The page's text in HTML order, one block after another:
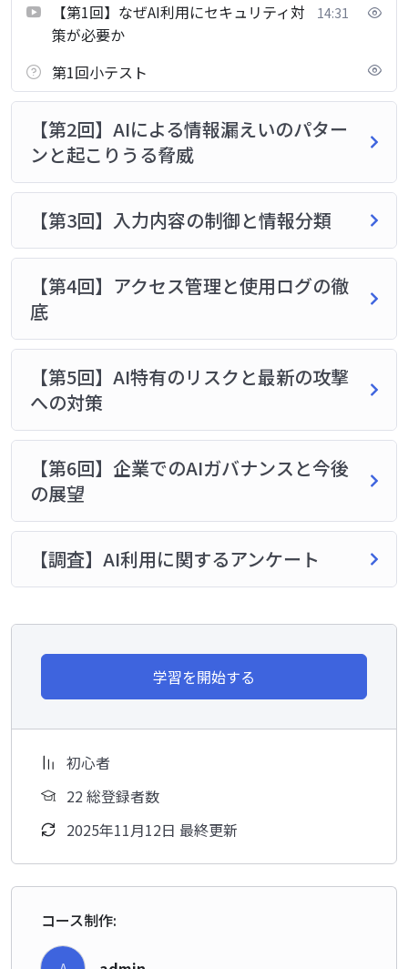
【第1回】なぜAI利用にセキュリティ対
策が必要か
14:31
第1回小テスト
【第2回】AIによる情報漏えいのパター
ンと起こりうる脅威
【第3回】入力内容の制御と情報分類
【第4回】アクセス管理と使用ログの徹
底
【第5回】AI特有のリスクと最新の攻撃
への対策
【第6回】企業でのAIガバナンスと今後
の展望
【調査】AI利用に関するアンケート
学習を開始する
初心者
22 総登録者数
2025年11月12日 最終更新
コース制作: